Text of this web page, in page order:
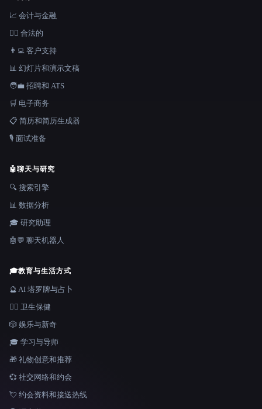
📈 会计与金融
👩‍⚖️ 合法的
👨‍💻 客户支持
📊 幻灯片和演示文稿
🧑‍💼 招聘和 ATS
🛒 电子商务
📋 简历和简历生成器
🎙️ 面试准备
🤖聊天与研究
🔍 搜索引擎
📊 数据分析
🎓 研究助理
🤖💬 聊天机器人
🎓教育与生活方式
🔮 AI 塔罗牌与占卜
👩‍⚕️ 卫生保健
🎲 娱乐与新奇
🎓 学习与导师
🎁 礼物创意和推荐
💞 社交网络和约会
💘 约会资料和接送热线